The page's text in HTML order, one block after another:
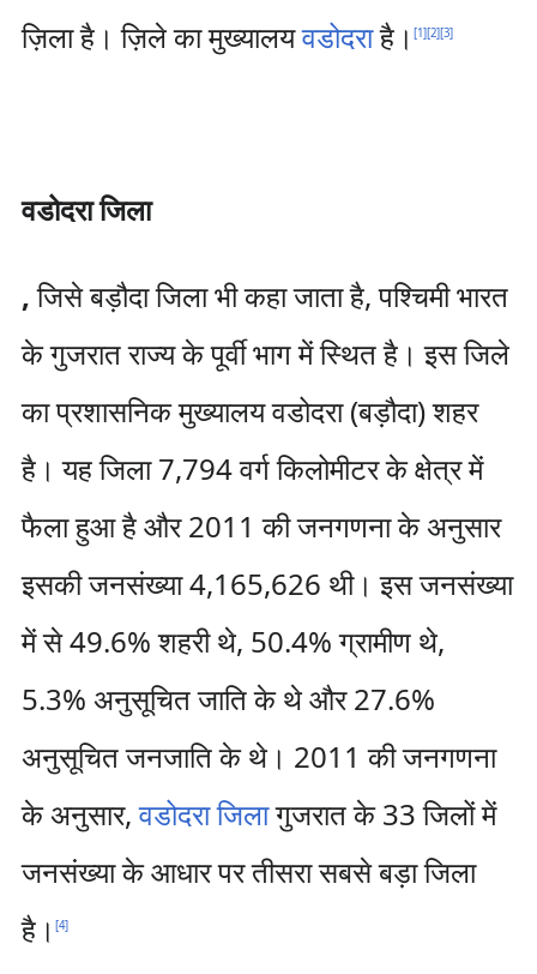
ज़िला है। ज़िले का मुख्यालयवडोदराहै। [1][2][3]
वडोदरा जिला
,जिसे बड़ौदा जिला भी कहा जाता है, पश्चिमी भारत
के गुजरात राज्य के पूर्वी भाग में स्थित है। इस जिले
का प्रशासनिक मुख्यालय वडोदरा (बड़ौदा) शहर
है। यह जिला 7,794 वर्ग किलोमीटर के क्षेत्र में
फैला हुआ है और 2011 की जनगणना के अनुसार
इसकी जनसंख्या 4,165,626 थी। इस जनसंख्या
में से 49.6% शहरी थे, 50.4% ग्रामीण थे,
5.3% अनुसूचित जाति के थे और 27.6%
अनुसूचित जनजाति के थे। 2011 की जनगणना
के अनुसार,वडोदरा जिलागुजरात के 33 जिलों में
जनसंख्या के आधार पर तीसरा सबसे बड़ा जिला
है। [4]